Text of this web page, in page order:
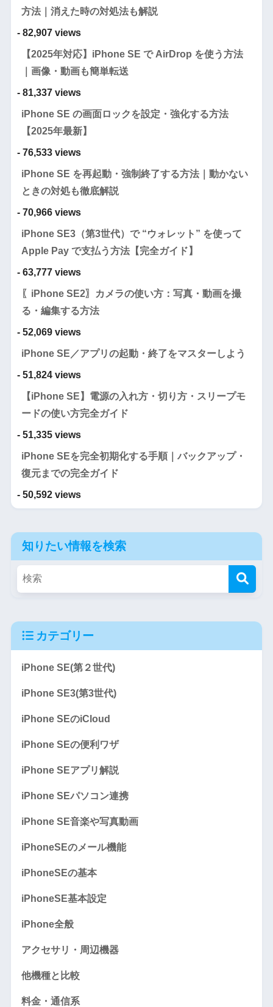
方法｜消えた時の対処法も解説
- 82,907 views
【2025年対応】iPhone SE で AirDrop を使う方法
｜画像・動画も簡単転送
- 81,337 views
iPhone SE の画面ロックを設定・強化する方法
【2025年最新】
- 76,533 views
iPhone SE を再起動・強制終了する方法｜動かない
ときの対処も徹底解説
- 70,966 views
iPhone SE3（第3世代）で “ウォレット” を使って
Apple Pay で支払う方法【完全ガイド】
- 63,777 views
〖iPhone SE2〗カメラの使い方：写真・動画を撮
る・編集する方法
- 52,069 views
iPhone SE／アプリの起動・終了をマスターしよう
- 51,824 views
【iPhone SE】電源の入れ方・切り方・スリープモ
ードの使い方完全ガイド
- 51,335 views
iPhone SEを完全初期化する手順｜バックアップ・
復元までの完全ガイド
- 50,592 views
知りたい情報を検索
カテゴリー
iPhone SE(第２世代)
iPhone SE3(第3世代)
iPhone SEのiCloud
iPhone SEの便利ワザ
iPhone SEアプリ解説
iPhone SEパソコン連携
iPhone SE音楽や写真動画
iPhoneSEのメール機能
iPhoneSEの基本
iPhoneSE基本設定
iPhone全般
アクセサリ・周辺機器
他機種と比較
料金・通信系